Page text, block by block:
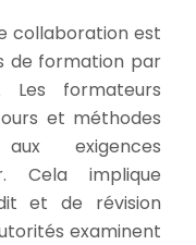
collaboration est
de formation par
Les formateurs
et méthodes
exigences
Cela implique
et de révision
examinent